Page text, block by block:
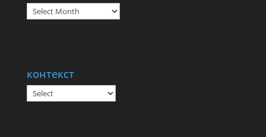
банка
на
контекст